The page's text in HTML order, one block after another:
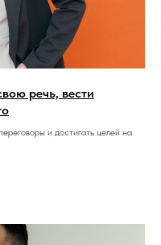
речь, вести
и достигать целей на